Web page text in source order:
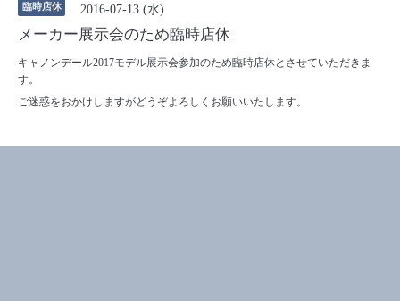
臨時店休 2016-07-13 (水)
メーカー展示会のため臨時店休
キャノンデール2017モデル展示会参加のため臨時店休とさせていただきま
す。
ご迷惑をおかけしますがどうぞよろしくお願いいたします。